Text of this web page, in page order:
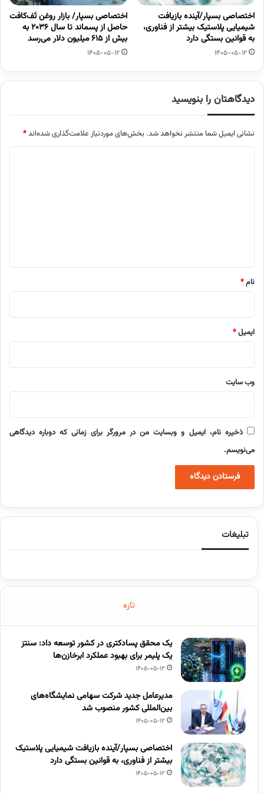
اختصاصی بسپار/آینده بازیافت
شیمیایی پلاستیک بیشتر از فناوری،
به قوانین بستگی دارد
1405-05-12
اختصاصی بسپار/ بازار روغن تَف‌کافت
حاصل از پسماند تا سال ۲۰۳۶ به
بیش از ۶۱۵ میلیون دلار می‌رسد
1405-05-12
دیدگاهتان را بنویسید
نشانی ایمیل شما منتشر نخواهد شد. بخش‌های موردنیاز علامت‌گذاری شده‌اند*
نام*
ایمیل*
وب‌ سایت
ذخیره نام، ایمیل و وبسایت من در مرورگر برای زمانی که دوباره دیدگاهی
می‌نویسم.
تبلیغات
تازه
یک محقق پسادکتری در کشور توسعه داد: سنتز
یک پلیمر برای بهبود عملکرد ابرخازن‌ها
1405-05-12
مدیرعامل جدید شرکت سهامی نمایشگاه‌های
بین‌المللی کشور منصوب شد
1405-05-12
اختصاصی بسپار/آینده بازیافت شیمیایی پلاستیک
بیشتر از فناوری، به قوانین بستگی دارد
1405-05-12